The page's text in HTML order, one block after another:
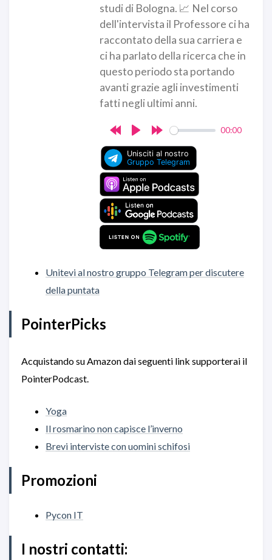
studi di Bologna. 📈 Nel corso
dell'intervista il Professore ci ha
raccontato della sua carriera e
ci ha parlato della ricerca che in
questo periodo sta portando
avanti grazie agli investimenti
fatti negli ultimi anni.
Rewind
10s
Play Forward
10s
00:00
Unitevi al nostro gruppo Telegram per discutere
della puntata
PointerPicks
Acquistando su Amazon dai seguenti link supporterai il
PointerPodcast.
Yoga
Il rosmarino non capisce l’inverno
Brevi interviste con uomini schifosi
Promozioni
Pycon IT
I nostri contatti: